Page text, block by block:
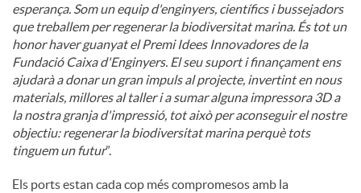
esperança. Som un equip d'enginyers, científics i bussejadors
que treballem per regenerar la biodiversitat marina. És tot un
honor haver guanyat el Premi Idees Innovadores de la
Fundació Caixa d'Enginyers. El seu suport i finançament ens
ajudarà a donar un gran impuls al projecte, invertint en nous
materials, millores al taller i a sumar alguna impressora 3D a
la nostra granja d'impressió, tot això per aconseguir el nostre
objectiu: regenerar la biodiversitat marina perquè tots
tinguem un futur”.
Els ports estan cada cop més compromesos amb la